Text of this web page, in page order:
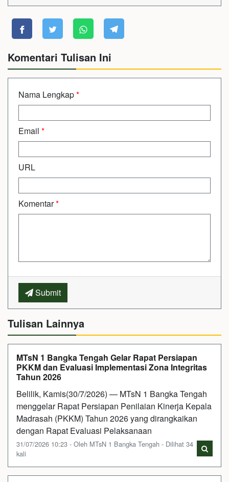
Komentari Tulisan Ini
Nama Lengkap*
Email *
URL
Komentar*
Submit
Tulisan Lainnya
MTsN 1 Bangka Tengah Gelar Rapat Persiapan
PKKM dan Evaluasi Implementasi Zona Integritas
Tahun 2026
Belilik, Kamis(30/7/2026) — MTsN 1 Bangka Tengah
menggelar Rapat Persiapan Penilaian Kinerja Kepala
Madrasah (PKKM) Tahun 2026 yang dirangkaikan
dengan Rapat Evaluasi Pelaksanaan
31/07/2026 10:23 - Oleh MTsN 1 Bangka Tengah - Dilihat 34
kali